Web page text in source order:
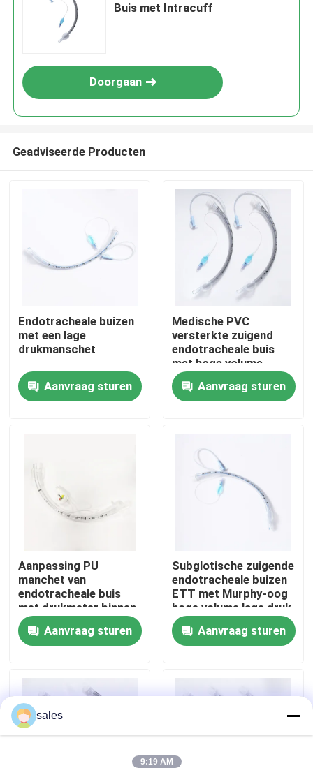
Thuis
Over ons
Kwaliteitscontrole
Contacteer ons
Vraag een offerte aan
ET Buisluchtroute
Laryngeal Maskerluchtroute
Buis met Intracuff
Doorgaan
Geadviseerde Producten
Endotracheale buizen
met een lage
drukmanschet
Aanvraag sturen
Medische PVC
versterkte zuigend
endotracheale buis
met hoge volume
manchet ETT PU met
drukmeterAanvraag sturen
Aanpassing PU
manchet van
endotracheale buis
met drukmeter binnen
de manchet
Aanvraag sturen
Subglotische zuigende
endotracheale buizen
ETT met Murphy-oog
hoge volume lage druk
manchet
Aanvraag sturen
sales
9:19 AM